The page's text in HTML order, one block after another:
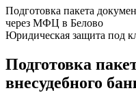
Подготовка
пакета
документов
внесудебного
банкротства
через
Подготовка пакета
через МФЦ в Белово
Юридическая защита под
Подготовка
внесудебного